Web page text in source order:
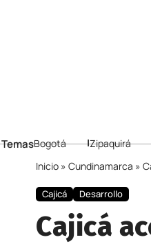
Bogotá Zipaquirá
Inicio » Cundinamarca »
Cajicá Desarrollo
Cajicá